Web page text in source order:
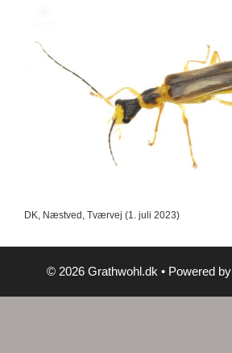
DK, Næstved, Tværvej (1. juli 2023)
© 2026 Grathwohl.dk • Powered by